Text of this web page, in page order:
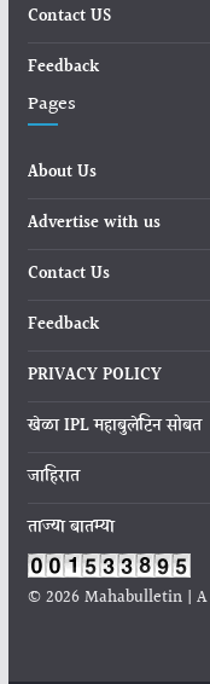
Contact US
Feedback
Pages
About Us
Advertise with us
Contact Us
Feedback
PRIVACY POLICY
खेळा IPL महाबुलेटिन सोबत
जाहिरात
ताज्या बातम्या
© 2026 Mahabulletin |